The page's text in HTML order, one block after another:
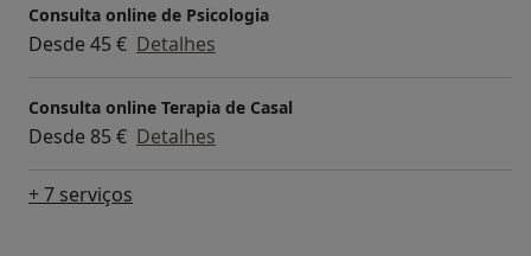
Consulta online de Psicologia
Desde 45 € Detalhes
Consulta online Terapia de Casal
Desde 85 € Detalhes
+ 7 serviços